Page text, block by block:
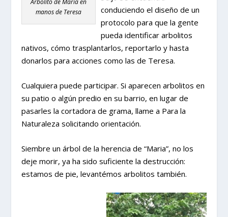
Arbolito de María en
manos de Teresa
conduciendo el diseño de un
protocolo para que la gente
pueda identificar arbolitos
nativos, cómo trasplantarlos, reportarlo y hasta
donarlos para acciones como las de Teresa.
Cualquiera puede participar. Si aparecen arbolitos en
su patio o algún predio en su barrio, en lugar de
pasarles la cortadora de grama, llame a Para la
Naturaleza solicitando orientación.
Siembre un árbol de la herencia de “Maria”, no los
deje morir, ya ha sido suficiente la destrucción:
estamos de pie, levantémos arbolitos también.